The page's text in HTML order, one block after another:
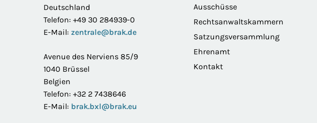
Deutschland
Telefon: +49 30 284939-0
E-Mail: zentrale@brak.de
Avenue des Nerviens 85/9
1040 Brüssel
Belgien
Telefon: +32 2 7438646
E-Mail: brak.bxl@brak.eu
Ausschüsse
Rechtsanwaltskammern
Satzungsversammlung
Ehrenamt
Kontakt